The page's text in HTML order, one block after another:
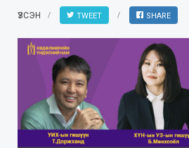
ҮЗСЭН TWEET SHARE